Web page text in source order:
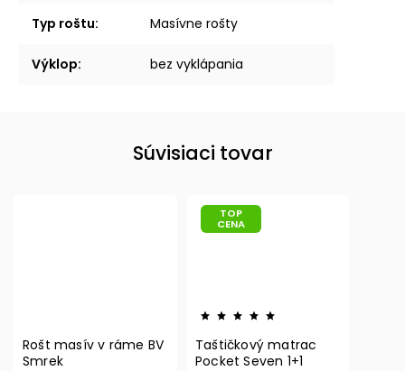
Typ roštu: Masívne rošty
Výklop: bez vyklápania
Súvisiaci tovar
Rošt masív v ráme BV
Smrek
TOP
CENA
Taštičkový matrac
Pocket Seven 1+1